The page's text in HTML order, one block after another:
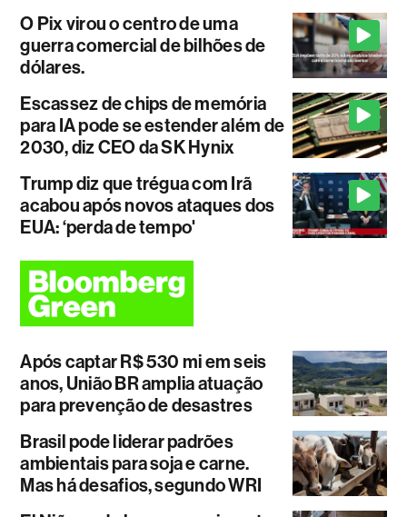
O Pix virou o centro de uma
guerra comercial de bilhões de
dólares.
Escassez de chips de memória
para IA pode se estender além de
2030, diz CEO da SK Hynix
Trump diz que trégua com Irã
acabou após novos ataques dos
EUA: ‘perda de tempo'
Após captar R$ 530 mi em seis
anos, União BR amplia atuação
para prevenção de desastres
Brasil pode liderar padrões
ambientais para soja e carne.
Mas há desafios, segundo WRI